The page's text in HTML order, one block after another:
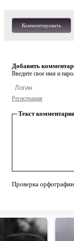
Комментировать
Добавить
Введите свое имя и
Регистрация
Текст
Проверка